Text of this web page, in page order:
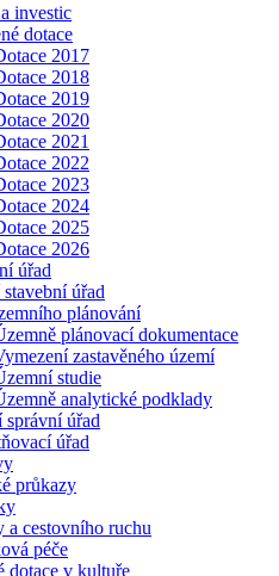
investic
dotace
2017
2018
2019
2020
2021
2022
2023
2024
2025
2026
úřad
úřad
plánování
plánovací dokumentace
zastavěného území
studie
analytické podklady
správní úřad
úřad
průkazy
a cestovního ruchu
péče
dotace v kultuře